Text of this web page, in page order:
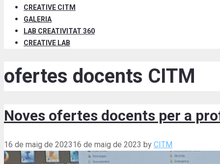
CREATIVE CITM
GALERIA
LAB CREATIVITAT 360
CREATIVE LAB
ofertes docents CITM
Noves ofertes docents per a
16 de maig de 202316 de maig de 2023 by CITM